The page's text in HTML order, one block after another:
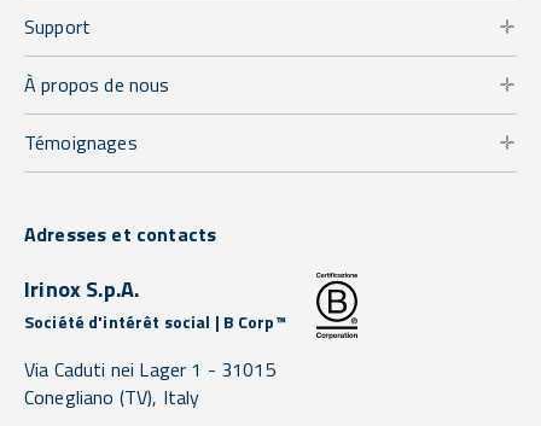
Support
À propos de nous
Témoignages
Adresses et contacts
Irinox S.p.A.
Société d'intérêt social | B Corp™
Via Caduti nei Lager 1 - 31015
Conegliano (TV), Italy